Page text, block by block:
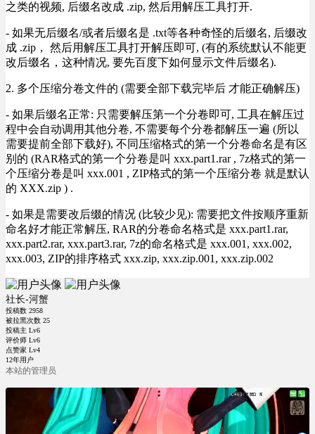
之类的视频, 后缀名改成 .zip, 然后用解压工具打开.
- 如果无后缀名/或者后缀名是 .txt等各种奇怪的后缀名, 后缀改
成 .zip， 然后用解压工具打开解压即可, (有的系统默认不能更
改后缀名，这种情况, 要先百度下如何显示文件后缀名).
2. 多个压缩分卷文件的 (需要全部下载完毕后 才能正确解压)
- 如果后缀名正常: 只需要解压第一个分卷即可, 工具在解压过
程中会自动调用其他分卷, 不需要每个分卷都解压一遍 (所以
需要提前全部下载好), 不同压缩格式的第一个分卷命名是有区
别的 (RAR格式的第一个分卷是叫 xxx.part1.rar , 7z格式的第一
个压缩分卷是叫 xxx.001 , ZIP格式的第一个压缩分卷 就是默认
的 XXX.zip ) .
- 如果是需要改后缀的情况 (比较少见): 需要把文件按顺序重新
命名好才能正常解压, RAR的分卷命名格式是 xxx.part1.rar,
xxx.part2.rar, xxx.part3.rar, 7z的命名格式是 xxx.001, xxx.002,
xxx.003, ZIP的排序格式 xxx.zip, xxx.zip.001, xxx.zip.002
社长-河蟹
投稿数 2958
被拉黑次数 25
投稿主 Lv6
评价师 Lv6
点赞家 Lv4
12年用户
本站的管理员